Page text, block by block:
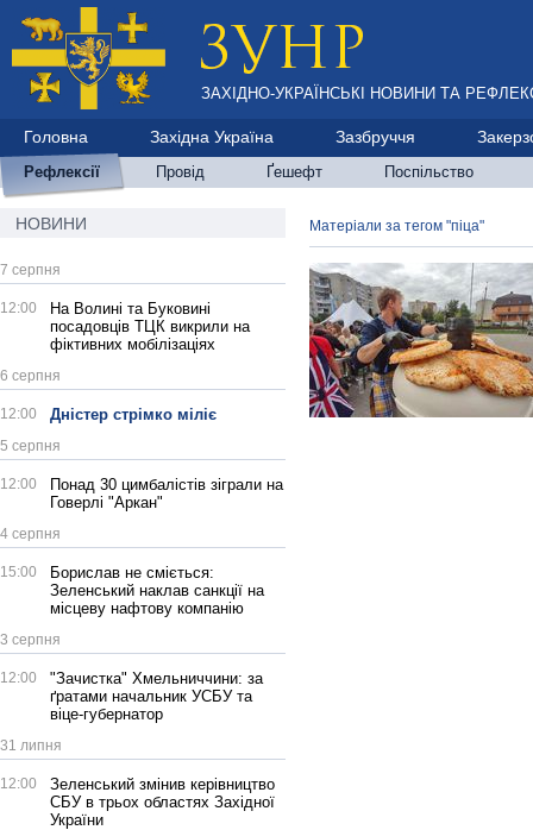
ЗАХІДНО-УКРАЇНСЬКІ НОВИНИ ТА
Головна Західна Україна Зазбруччя
Рефлексії Провід Ґешефт Поспільство
НОВИНИ
7 серпня
12:00
На Волині та Буковині
посадовців ТЦК викрили на
фіктивних мобілізаціях
6 серпня
12:00 Дністер стрімко міліє
5 серпня
12:00
Понад 30 цимбалістів зіграли на
Говерлі "Аркан"
4 серпня
15:00
Борислав не сміється:
Зеленський наклав санкції на
місцеву нафтову компанію
3 серпня
12:00
"Зачистка" Хмельниччини: за
ґратами начальник УСБУ та
віце-губернатор
31 липня
12:00
Зеленський змінив керівництво
СБУ в трьох областях Західної
України
Матеріали за тегом "піца"